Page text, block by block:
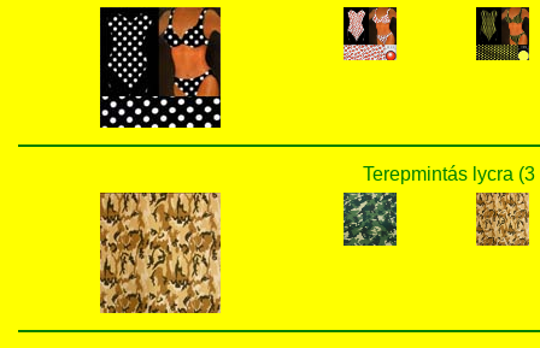
Terepmintás lycra